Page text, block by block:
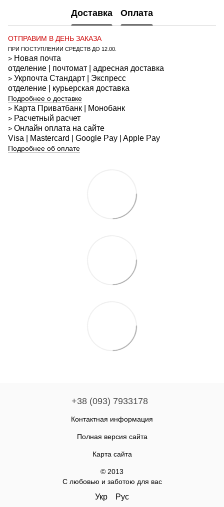
Доставка Оплата
ОТПРАВИМ В ДЕНЬ ЗАКАЗА
ПРИ ПОСТУПЛЕНИИ СРЕДСТВ ДО 12.00.
> Новая почта
отделение | почтомат | адресная доставка
> Укрпочта Стандарт
| Экспресс
отделение | курьерская доставка
Подробнее о доставке
> Карта Приватбанк | Монобанк
> Расчетный расчет
> Онлайн оплата на сайте
Visa | Mastercard | Google Pay | Apple Pay
Подробнее об оплате
+38 (093) 7933178
Контактная информация
Полная версия сайта
Карта сайта
© 2013
С любовью и заботою для вас
Укр Рус